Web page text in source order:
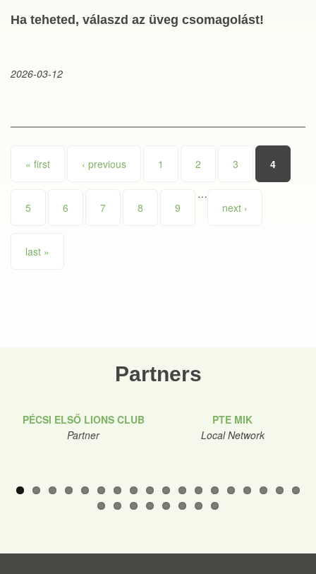
Ha teheted, válaszd az üveg csomagolást!
2026-03-12
Pages
« first ‹ previous 1 2 3 4
5 6 7 8 9
…
next ›
last »
Partners
PÉCSI ELSŐ LIONS CLUB
Partner
PTE MIK
Local Network